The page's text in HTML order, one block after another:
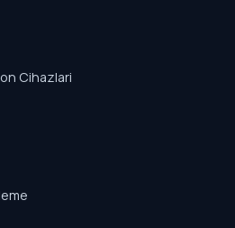
Cihazlari